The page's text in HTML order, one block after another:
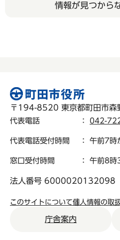
情報が見つから
〒194-8520 東京都町田市
代表電話 ： 042-
代表電話受付時間 ： 午前7
窓口受付時間 ： 午前8
法人番号 6000020132098
このサイトについて個人情報の取
庁舎案内